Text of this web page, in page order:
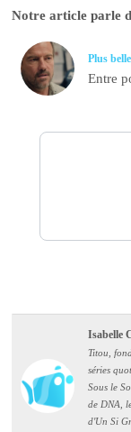
Notre article parle
Plus
Entre
Isabelle
Titou,
séries
Sous le
de DNA,
d'Un Si